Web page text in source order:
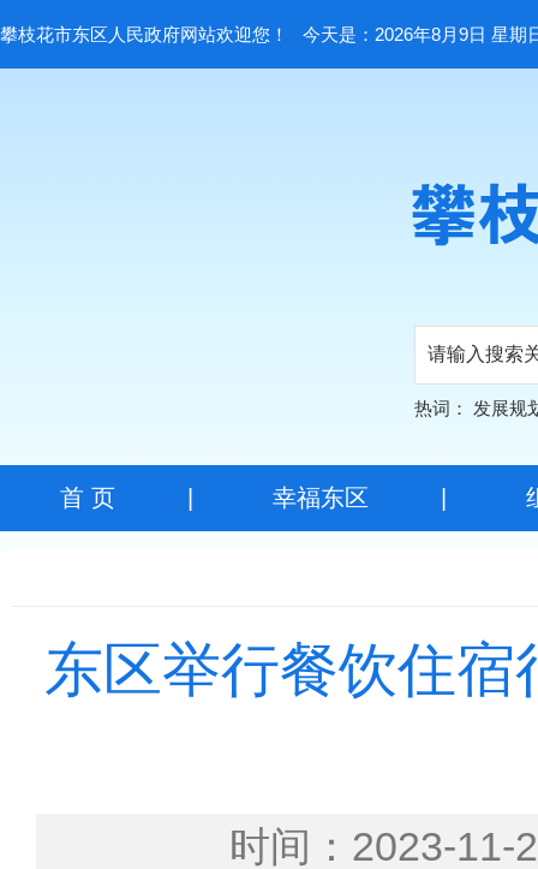
攀枝花市东区人民政府网站欢迎您！ 今天是：2026年8月9日 星期
热词： 发展规
首 页| 幸福东区
东区举行餐饮住
时间：2023-